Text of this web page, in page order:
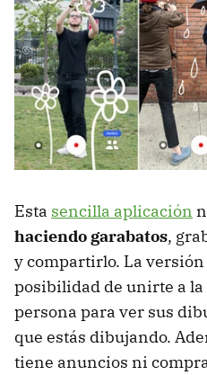
Esta sencilla aplicación
haciendo garabatos,
y compartirlo. La
posibilidad de unirte a la
persona para ver sus
que estás dibujando.
tiene anuncios ni